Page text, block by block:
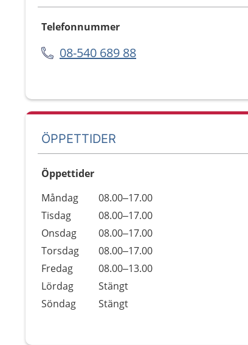
Telefonnummer
08-540 689 88
ÖPPETTIDER
Öppettider
Dag
Öppettider
Kommentarer
Måndag
08.00–17.00
Tisdag
08.00–17.00
Onsdag
08.00–17.00
Torsdag
08.00–17.00
Fredag
08.00–13.00
Lördag
Stängt
Söndag
Stängt